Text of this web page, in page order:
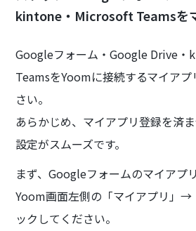
kintone・Microsoft Teamsを
Googleフォーム・Google Drive
TeamsをYoomに接続するマイア
さい。
あらかじめ、マイアプリ登録を済
設定がスムーズです。
まず、Googleフォームのマイアプ
Yoom画面左側の「マイアプリ」→
ックしてください。